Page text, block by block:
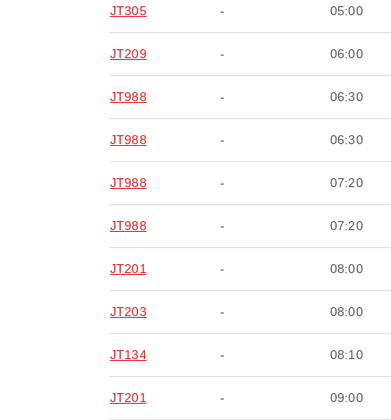
JT305 - 05:00
JT209 - 06:00
JT988 - 06:30
JT988 - 06:30
JT988 - 07:20
JT988 - 07:20
JT201 - 08:00
JT203 - 08:00
JT134 - 08:10
JT201 - 09:00